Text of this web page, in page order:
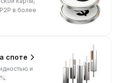
в более
споте
и